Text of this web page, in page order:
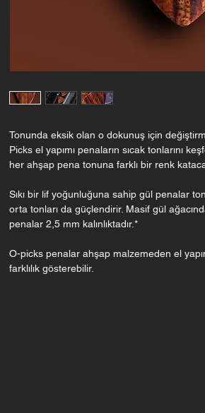
Tonunda eksik olan o dokunuş için
Picks el yapımı penaların sıcak tonlarını
her ahşap pena tonuna farklı bir renk
Sıkı bir lif yoğunluğuna sahip gül penalar
orta tonları da güçlendirir. Masif gül
penalar 2,5 mm kalınlıktadır.*
O-picks penalar ahşap malzemeden el
farklılık gösterebilir.